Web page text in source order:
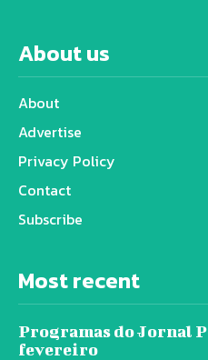
About us
About
Advertise
Privacy Policy
Contact
Subscribe
Most recent
Programas do Jornal
fevereiro